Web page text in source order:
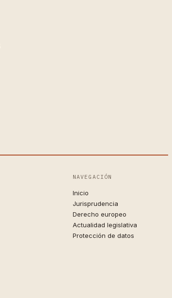
NAVEGACIÓN
Inicio
Jurisprudencia
Derecho europeo
Actualidad legislativa
Protección de datos